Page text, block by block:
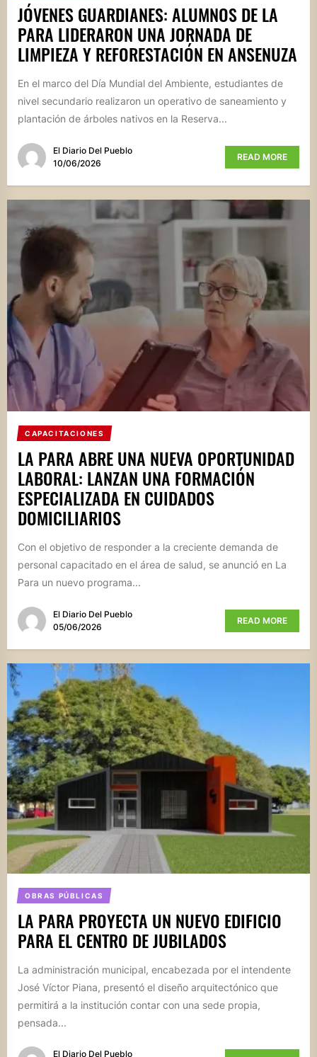
JÓVENES GUARDIANES: ALUMNOS DE LA
PARA LIDERARON UNA JORNADA DE
LIMPIEZA Y REFORESTACIÓN EN ANSENUZA
En el marco del Día Mundial del Ambiente, estudiantes de
nivel secundario realizaron un operativo de saneamiento y
plantación de árboles nativos en la Reserva...
El Diario Del Pueblo
10/06/2026
READ MORE
CAPACITACIONES
LA PARA ABRE UNA NUEVA OPORTUNIDAD
LABORAL: LANZAN UNA FORMACIÓN
ESPECIALIZADA EN CUIDADOS
DOMICILIARIOS
Con el objetivo de responder a la creciente demanda de
personal capacitado en el área de salud, se anunció en La
Para un nuevo programa...
El Diario Del Pueblo
05/06/2026
READ MORE
OBRAS PÚBLICAS
LA PARA PROYECTA UN NUEVO EDIFICIO
PARA EL CENTRO DE JUBILADOS
La administración municipal, encabezada por el intendente
José Víctor Piana, presentó el diseño arquitectónico que
permitirá a la institución contar con una sede propia,
pensada...
El Diario Del Pueblo